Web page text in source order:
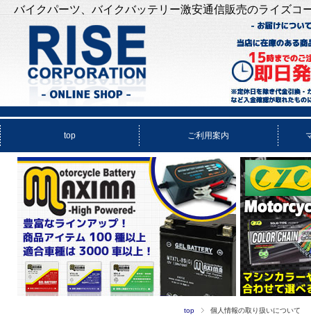
バイクパーツ、バイクバッテリー激安通信販売のライズコ
top ご利用案内
top 個人情報の取り扱いについて